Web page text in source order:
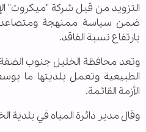
التزويد من قبل شركة "ميكروت"
ضمن سياسة ممنهجة
بارتفاع نسبة الفاقد.
وتعد محافظة الخليل جنوب
الطبيعية وتعمل بلديتها ما
الأزمة القائمة.
وقال مدير دائرة المياه في بلدية